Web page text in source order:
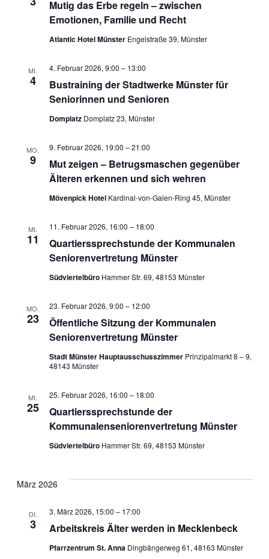
Mutig das Erbe regeln – zwischen
Emotionen, Familie und Recht
Atlantic Hotel Münster Engelstraße 39, Münster
MI.
4
Bustraining der Stadtwerke Münster für
Seniorinnen und Senioren
4. Februar 2026, 9:00 – 13:00
Domplatz Domplatz 23, Münster
MO.
9
Mut zeigen – Betrugsmaschen gegenüber
Älteren erkennen und sich wehren
9. Februar 2026, 19:00 –21:00
Mövenpick Hotel Kardinal-von-Galen-Ring 45, Münster
MI.
11
Quartierssprechstunde der Kommunalen
Seniorenvertretung Münster
11. Februar 2026, 16:00 – 18:00
Südviertelbüro Hammer Str. 69, 48153 Münster
MO.
23
Öffentliche Sitzung der Kommunalen
Seniorenvertretung Münster
23. Februar 2026, 9:00 – 12:00
Stadt Münster Hauptausschusszimmer Prinzipalmarkt 8 – 9,
48143 Münster
MI.
25
Quartierssprechstunde der
Kommunalenseniorenvertretung Münster
25. Februar 2026, 16:00 – 18:00
Südviertelbüro Hammer Str. 69, 48153 Münster
März 2026
DI.
3 Arbeitskreis Älter werden in Mecklenbeck
3. März 2026, 15:00 – 17:00
Pfarrzentrum St. Anna Dingbängerweg 61, 48163 Münster